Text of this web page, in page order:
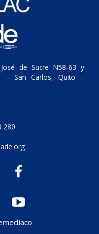
de Sucre N58-63 y
– San Carlos, Quito –
280